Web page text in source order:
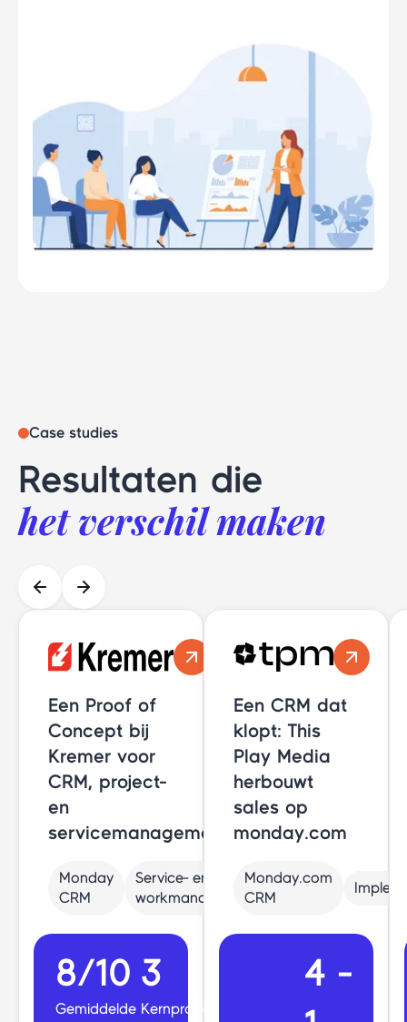
Case studies
Resultaten die
het verschil maken
Een Proof of
Concept bij
Kremer voor
CRM, project-
en
servicemanagement
Monday
CRM
Service- en
workmanagement
8/10
Gemiddelde
3
Kernprocessen
Een CRM dat
klopt: This
Play Media
herbouwt
sales op
monday.com
Monday.com
CRM
4 -